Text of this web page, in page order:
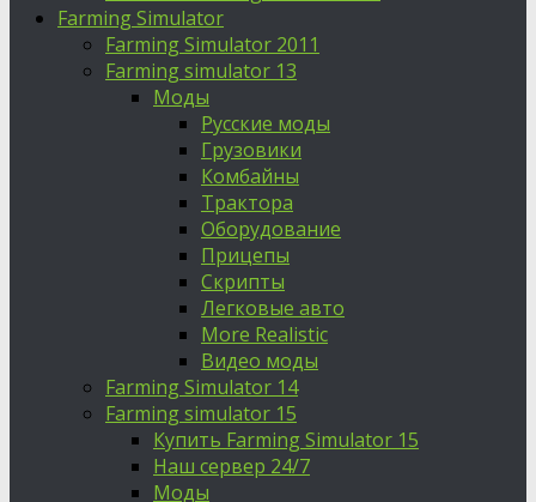
Farming Simulator
Farming Simulator 2011
Farming simulator 13
Моды
Русские моды
Грузовики
Комбайны
Трактора
Оборудование
Прицепы
Скрипты
Легковые авто
More Realistic
Видео моды
Farming Simulator 14
Farming simulator 15
Купить Farming Simulator 15
Наш сервер 24/7
Моды